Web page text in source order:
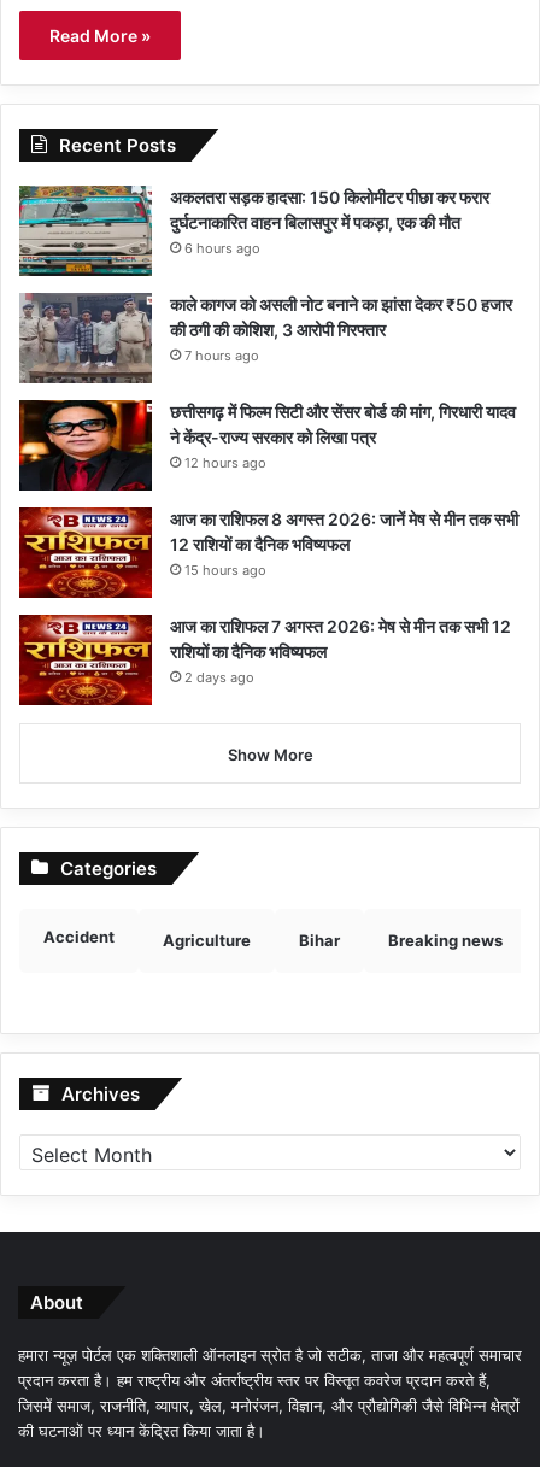
Read More »
Recent Posts
अकलतरा सड़क हादसा: 150 किलोमीटर पीछा कर फरार
दुर्घटनाकारित वाहन बिलासपुर में पकड़ा, एक की मौत
6 hours ago
काले कागज को असली नोट बनाने का झांसा देकर ₹50 हजार
की ठगी की कोशिश, 3 आरोपी गिरफ्तार
7 hours ago
छत्तीसगढ़ में फिल्म सिटी और सेंसर बोर्ड की मांग, गिरधारी यादव
ने केंद्र-राज्य सरकार को लिखा पत्र
12 hours ago
आज का राशिफल 8 अगस्त 2026: जानें मेष से मीन तक सभी
12 राशियों का दैनिक भविष्यफल
15 hours ago
आज का राशिफल 7 अगस्त 2026: मेष से मीन तक सभी 12
राशियों का दैनिक भविष्यफल
2 days ago
Show More
Categories
Accident Agriculture Bihar Breaking news
Archives Archives
About
हमारा न्यूज़ पोर्टल एक शक्तिशाली ऑनलाइन स्रोत है जो सटीक, ताजा और महत्वपूर्ण समाचार
प्रदान करता है। हम राष्ट्रीय और अंतर्राष्ट्रीय स्तर पर विस्तृत कवरेज प्रदान करते हैं,
जिसमें समाज, राजनीति, व्यापार, खेल, मनोरंजन, विज्ञान, और प्रौद्योगिकी जैसे विभिन्न क्षेत्रों
की घटनाओं पर ध्यान केंद्रित किया जाता है।